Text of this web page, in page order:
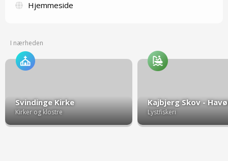
Hjemmeside
I nærheden
Svindinge Kirke
Kirker og klostre Lystfiskeri